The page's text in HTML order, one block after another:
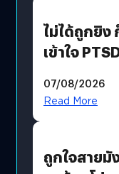
ไม่ได้ถูกยิง
เข้าใจ
07/08/2026
Read More
ถูกใจสายมั